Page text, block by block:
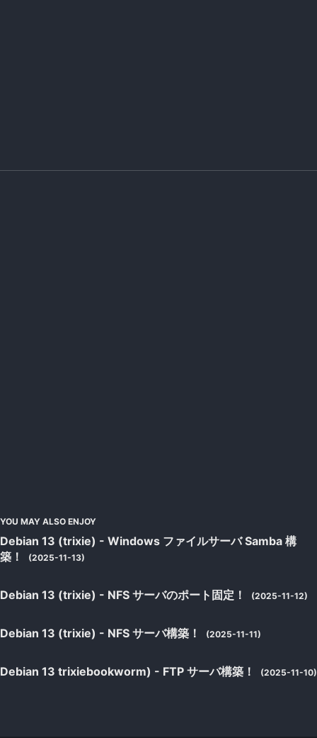
YOU MAY ALSO ENJOY
Debian 13 (trixie) - Windows ファイルサーバ Samba 構
築！
(2025-11-13)
Debian 13 (trixie) - NFS サーバのポート固定！ (2025-11-12)
Debian 13 (trixie) - NFS サーバ構築！ (2025-11-11)
Debian 13 trixiebookworm) - FTP サーバ構築！ (2025-11-10)